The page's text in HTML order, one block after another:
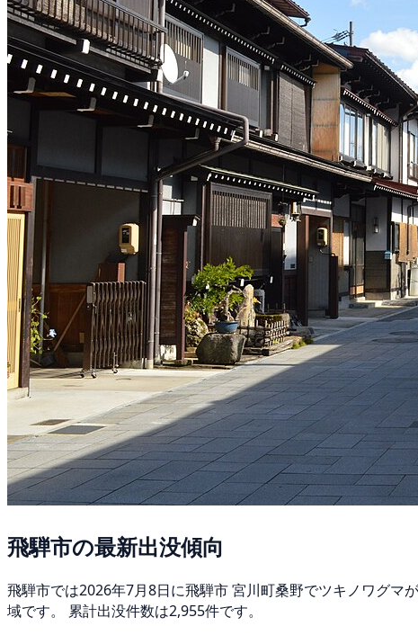
飛騨市の最新出没傾向
飛騨市では2026年7月8日に飛騨市 宮川町桑野でツキノワグマ
域です。 累計出没件数は2,955件です。